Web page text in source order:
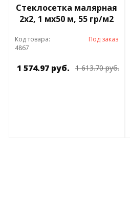
Стеклосетка малярная
2х2, 1 мх50 м, 55 гр/м2
Код товара:
4867
Под заказ
1 574.97 руб. 1 613.70 руб.